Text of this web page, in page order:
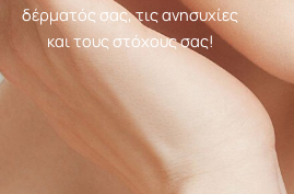
δέρματός σας, τις ανησυχίες
και τους στόχους σας!